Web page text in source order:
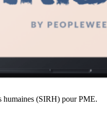
humaines (SIRH) pour PME.